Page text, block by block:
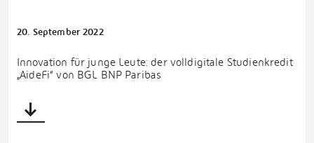
20. September 2022
Innovation für junge Leute: der volldigitale Studienkredit
„AideFi“ von BGL BNP Paribas